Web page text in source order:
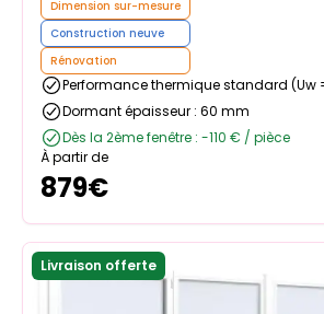
Dimension sur-mesure
Construction neuve
Rénovation
Performance thermique standard (Uw
Dormant épaisseur : 60 mm
Dès la 2ème fenêtre : -110 € / pièce
À partir de
879€
Livraison offerte